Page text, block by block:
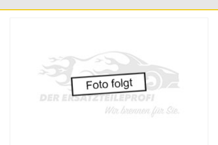
Skoda Ersatzteile
Smart Ersatzteile